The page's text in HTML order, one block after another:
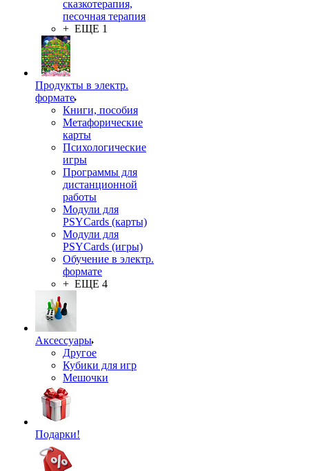
сказкотерапия,
песочная терапия
+ ЕЩЕ 1
Продукты в электр.
формате
Книги, пособия
Метафорические
карты
Психологические
игры
Программы для
дистанционной
работы
Модули для
PSYCards (карты)
Модули для
PSYCards (игры)
Обучение в электр.
формате
+ ЕЩЕ 4
Аксессуары
Другое
Кубики для игр
Мешочки
Подарки!